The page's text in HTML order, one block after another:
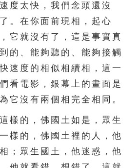
348 349 350
353 354 355
363 364 365
368 369 370
373 374 375
378 379 380
383 384 385
388 389 390
度太快，我們念頭還沒
。在你面前現相，起心
它就沒有了，這是事實真
的、能夠聽的、能夠接觸
速度的相似相續相，這一
看電影，銀幕上的畫面是
它沒有兩個相完全相同。
的，佛國土如是，眾生
樣的，佛國土裡的人，他
；眾生國土，他迷惑，他